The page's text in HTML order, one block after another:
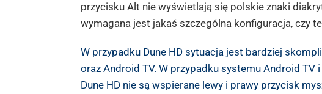
przycisku Alt nie wyświetlają się polskie znaki
wymagana jest jakaś szczególna konfiguracja, czy
W przypadku Dune HD sytuacja jest bardziej
oraz Android TV. W przypadku systemu Android
Dune HD nie są wspierane lewy i prawy przycisk